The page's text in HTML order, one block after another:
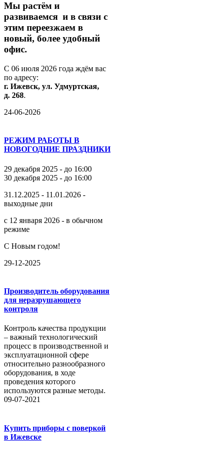
Мы растём и
развиваемся и в связи с
этим переезжаем в
новый, более удобный
офис.
С 06 июля 2026 года ждём вас
по адресу:
г. Ижевск, ул. Удмуртская,
д. 268.
24-06-2026
РЕЖИМ РАБОТЫ В
НОВОГОДНИЕ ПРАЗДНИКИ
29 декабря 2025 - до 16:00
30 декабря 2025 - до 16:00
31.12.2025 - 11.01.2026 -
выходные дни
с 12 января 2026 - в обычном
режиме
С Новым годом!
29-12-2025
Производитель оборудования
для неразрушающего
контроля
Контроль качества продукции
– важный технологический
процесс в производственной и
эксплуатационной сфере
относительно разнообразного
оборудования, в ходе
проведения которого
используются разные методы.
09-07-2021
Купить приборы с поверкой
в Ижевске